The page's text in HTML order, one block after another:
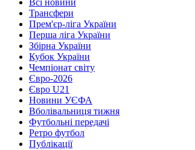
Всі новини
Трансфери
Прем'єр-ліга України
Перша ліга України
Збірна України
Кубок України
Чемпіонат світу
Євро-2026
Євро U21
Новини УЄФА
Вболівальниця тижня
Футбольні передачі
Ретро футбол
Публікації